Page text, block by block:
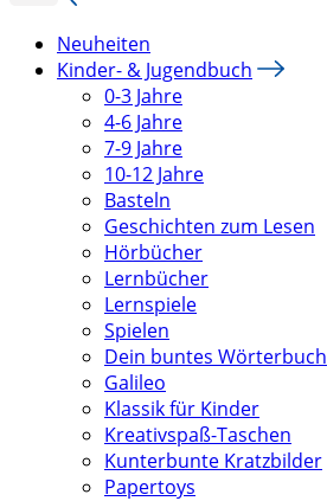
Neuheiten
Kinder- & Jugendbuch
0-3 Jahre
4-6 Jahre
7-9 Jahre
10-12 Jahre
Basteln
Geschichten zum Lesen
Hörbücher
Lernbücher
Lernspiele
Spielen
Dein buntes Wörterbuch
Galileo
Klassik für Kinder
Kreativspaß-Taschen
Kunterbunte Kratzbilder
Papertoys